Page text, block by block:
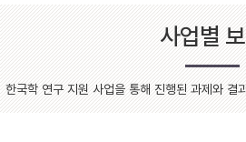
사업별
한국학 연구 지원 사업을 통해 진행된 과제와 결